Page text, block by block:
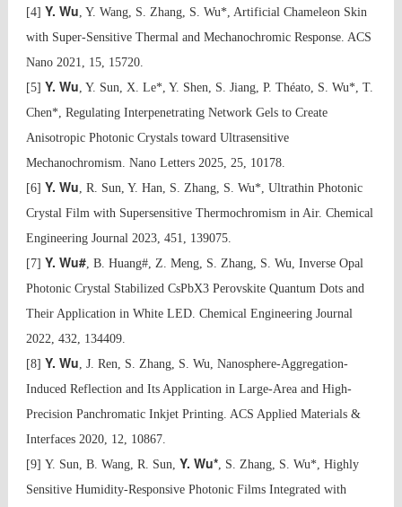
[4] Y. Wu, Y. Wang, S. Zhang, S. Wu*, Artificial Chameleon Skin
with Super-Sensitive Thermal and Mechanochromic Response. ACS
Nano 2021, 15, 15720.
[5] Y. Wu, Y. Sun, X. Le*, Y. Shen, S. Jiang, P. Théato, S. Wu*, T.
Chen*, Regulating Interpenetrating Network Gels to Create
Anisotropic Photonic Crystals toward Ultrasensitive
Mechanochromism. Nano Letters 2025, 25, 10178.
[6] Y. Wu, R. Sun, Y. Han, S. Zhang, S. Wu*, Ultrathin Photonic
Crystal Film with Supersensitive Thermochromism in Air. Chemical
Engineering Journal 2023, 451, 139075.
[7] Y. Wu#, B. Huang#, Z. Meng, S. Zhang, S. Wu, Inverse Opal
Photonic Crystal Stabilized CsPbX3 Perovskite Quantum Dots and
Their Application in White LED. Chemical Engineering Journal
2022, 432, 134409.
[8] Y. Wu, J. Ren, S. Zhang, S. Wu, Nanosphere-Aggregation-
Induced Reflection and Its Application in Large-Area and High-
Precision Panchromatic Inkjet Printing. ACS Applied Materials &
Interfaces 2020, 12, 10867.
[9] Y. Sun, B. Wang, R. Sun, Y. Wu*, S. Zhang, S. Wu*, Highly
Sensitive Humidity-Responsive Photonic Films Integrated with